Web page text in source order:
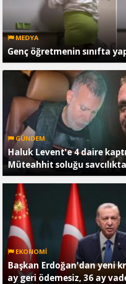
MEDYA
Genç öğretmenin sınıfta
GÜNDEM
Haluk Levent'e 4 daire
Müteahhit soluğu
EKONOMİ
Başkan Erdoğan'dan yeni
ay geri ödemesiz, 36 ay